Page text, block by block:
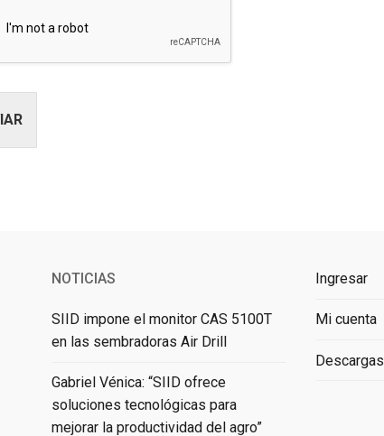
NOTICIAS
SIID impone el monitor CAS 5100T
en las sembradoras Air Drill
Gabriel Vénica: “SIID ofrece
soluciones tecnológicas para
mejorar la productividad del agro”
Ingresar
Mi cuenta
Descargas